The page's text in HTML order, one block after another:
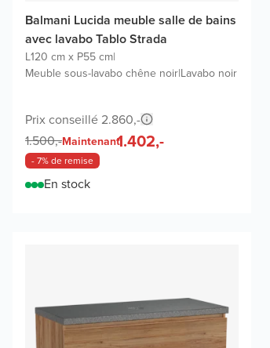
Balmani Lucida meuble salle de bains
avec lavabo Tablo Strada
L120 cm x P55 cm|
Meuble sous-lavabo chêne noir|Lavabo noir
Prix conseillé 2.860,-
1.500,-Maintenant1.402,-
- 7% de remise
En stock